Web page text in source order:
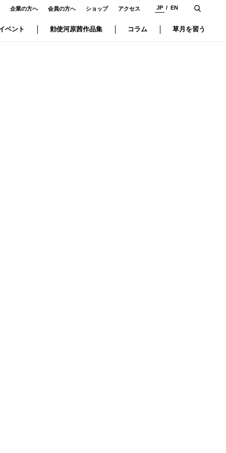
企業の方へ 会員の方へ ショップ アクセス JP EN
ベント 勅使河原茜作品集 コラム 草月を習う